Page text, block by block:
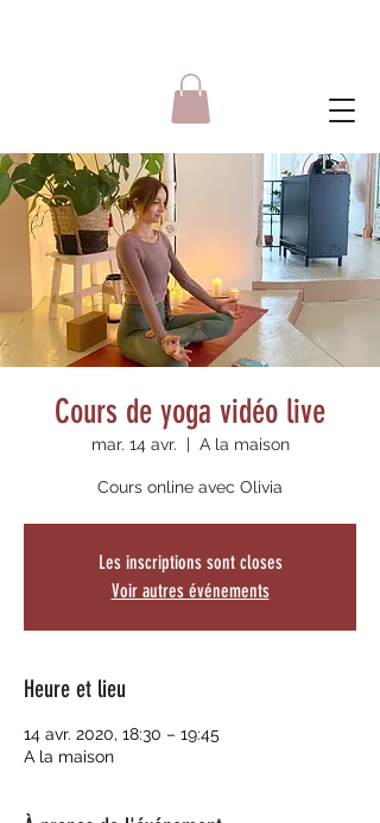
Cours de yoga vidéo live
mar. 14 avr.
  |
A la maison
Cours online avec Olivia
Les inscriptions sont closes
Voir autres événements
Heure et lieu
14 avr. 2020, 18:30 – 19:45
A la maison